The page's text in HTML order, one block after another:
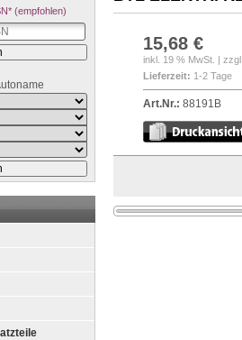
15,68 €
inkl. 19 % MwSt. | zzgl.
Lieferzeit: 1-2 Tage
Art.Nr.: 88191B
(empfohlen)